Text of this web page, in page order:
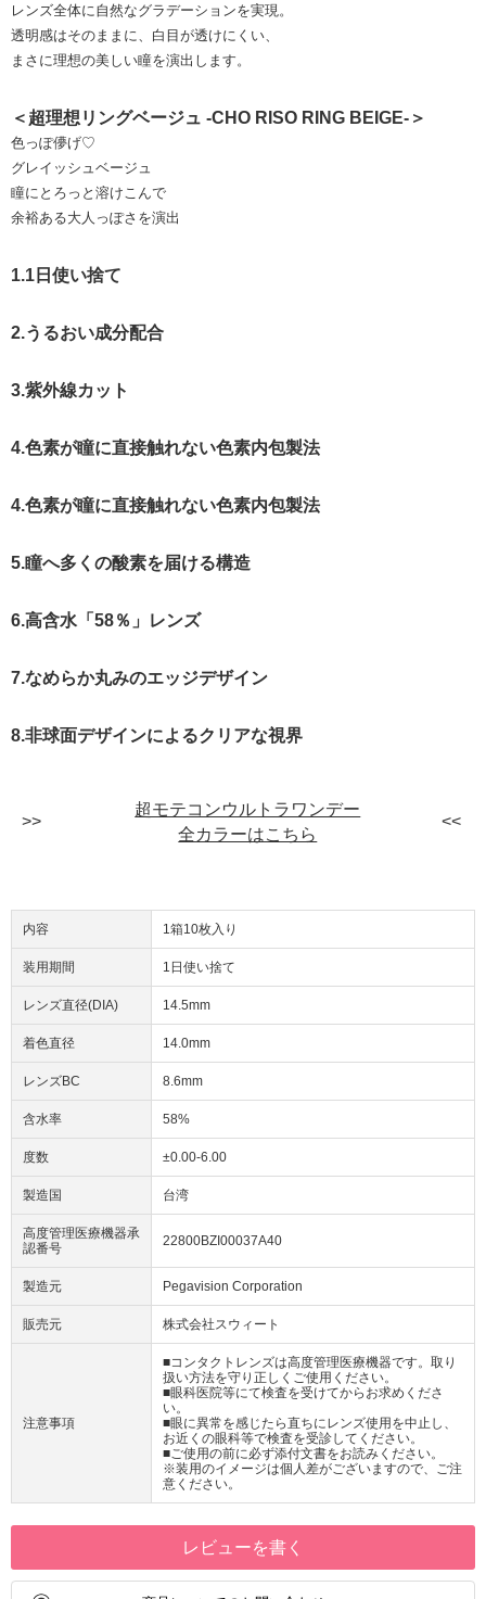
レンズ全体に自然なグラデーションを実現。
透明感はそのままに、白目が透けにくい、
まさに理想の美しい瞳を演出します。
＜超理想リングベージュ -CHO RISO RING BEIGE-＞
色っぽ儚げ♡
グレイッシュベージュ
瞳にとろっと溶けこんで
余裕ある大人っぽさを演出
1.1日使い捨て
2.うるおい成分配合
3.紫外線カット
4.色素が瞳に直接触れない色素内包製法
4.色素が瞳に直接触れない色素内包製法
5.瞳へ多くの酸素を届ける構造
6.高含水「58％」レンズ
7.なめらか丸みのエッジデザイン
8.非球面デザインによるクリアな視界
超モテコンウルトラワンデー
全カラーはこちら
内容 1箱10枚入り
装用期間 1日使い捨て
レンズ直径(DIA) 14.5mm
着色直径 14.0mm
レンズBC 8.6mm
含水率 58%
度数 ±0.00-6.00
製造国 台湾
高度管理医療機器承
認番号
22800BZI00037A40
製造元 Pegavision Corporation
販売元 株式会社スウィート
注意事項
■コンタクトレンズは高度管理医療機器です。取り
扱い方法を守り正しくご使用ください。
■眼科医院等にて検査を受けてからお求めくださ
い。
■眼に異常を感じたら直ちにレンズ使用を中止し、
お近くの眼科等で検査を受診してください。
■ご使用の前に必ず添付文書をお読みください。
※装用のイメージは個人差がございますので、ご注
意ください。
レビューを書く